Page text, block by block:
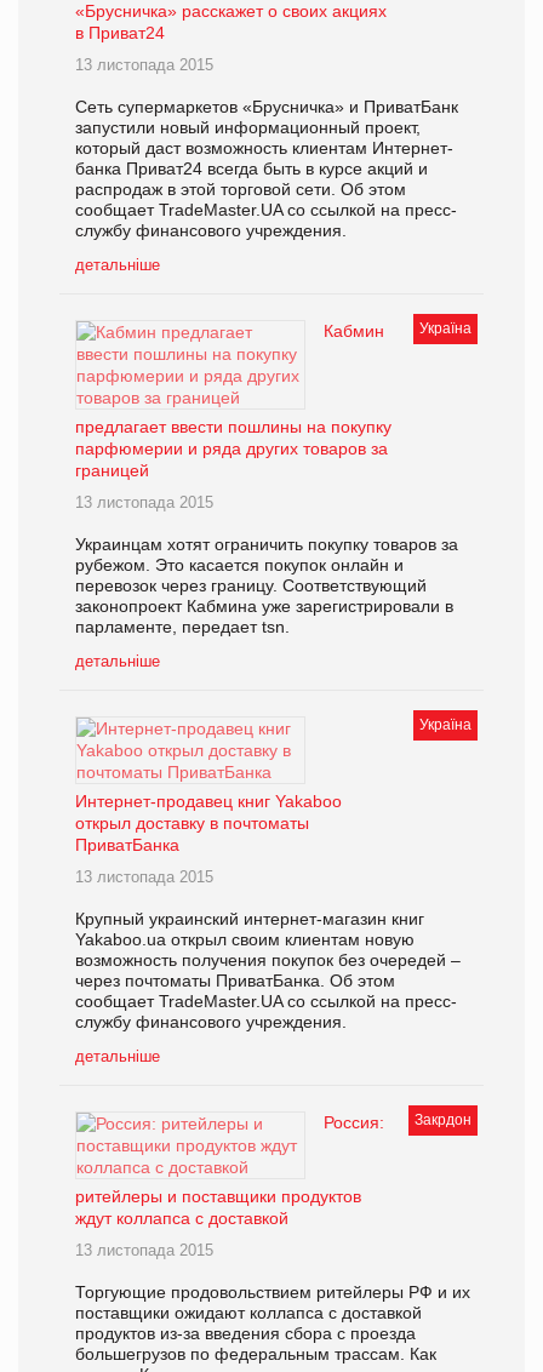
«Брусничка» расскажет о своих акциях
в Приват24
13 листопада 2015
Сеть супермаркетов «Брусничка» и ПриватБанк
запустили новый информационный проект,
который даст возможность клиентам Интернет-
банка Приват24 всегда быть в курсе акций и
распродаж в этой торговой сети. Об этом
сообщает TradeMaster.UA со ссылкой на пресс-
службу финансового учреждения.
детальніше
Україна
Кабмин
предлагает ввести пошлины на покупку
парфюмерии и ряда других товаров за
границей
13 листопада 2015
Украинцам хотят ограничить покупку товаров за
рубежом. Это касается покупок онлайн и
перевозок через границу. Соответствующий
законопроект Кабмина уже зарегистрировали в
парламенте, передает tsn.
детальніше
Україна
Интернет-продавец книг Yakaboo
открыл доставку в почтоматы
ПриватБанка
13 листопада 2015
Крупный украинский интернет-магазин книг
Yakaboo.ua открыл своим клиентам новую
возможность получения покупок без очередей –
через почтоматы ПриватБанка. Об этом
сообщает TradeMaster.UA со ссылкой на пресс-
службу финансового учреждения.
детальніше
Закрдон
Россия:
ритейлеры и поставщики продуктов
ждут коллапса с доставкой
13 листопада 2015
Торгующие продовольствием ритейлеры РФ и их
поставщики ожидают коллапса с доставкой
продуктов из-за введения сбора с проезда
большегрузов по федеральным трассам. Как